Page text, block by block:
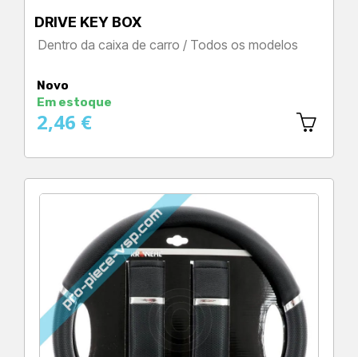
DRIVE KEY BOX
Dentro da caixa de carro / Todos os modelos
Novo
Em estoque
2,46 €